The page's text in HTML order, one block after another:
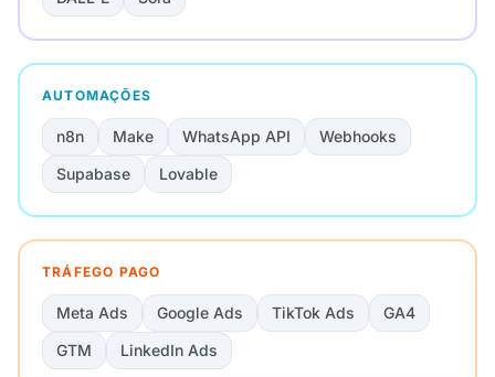
AUTOMAÇÕES
n8n Make WhatsApp API
Webhooks
Supabase
Lovable
TRÁFEGO PAGO
Meta Ads Google Ads TikTok Ads
GA4
GTM
LinkedIn Ads